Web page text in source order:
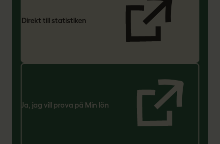
Direkt till statistiken
Ja, jag vill prova på Min lön